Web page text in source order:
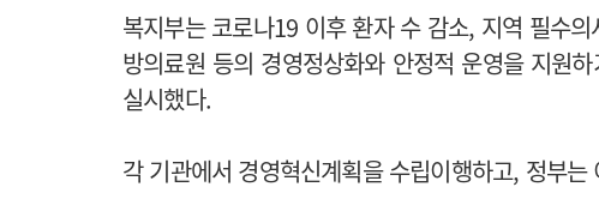
복지부는 코로나19 이후 환자 수 감소, 지역 필수
방의료원 등의 경영정상화와 안정적 운영을 지원
실시했다.
각 기관에서 경영혁신계획을 수립이행하고, 정부